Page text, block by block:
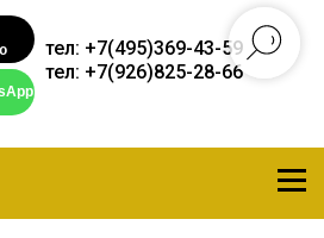
тел: +7(495)369-43-59
тел: +7(926)825-28-66